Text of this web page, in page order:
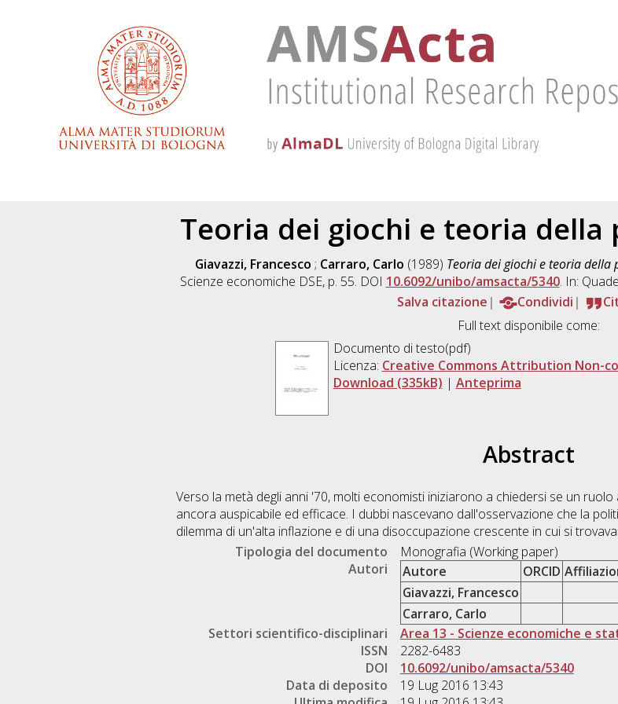
Teoria dei giochi e teoria
Giavazzi, Francesco ; Carraro, Carlo (1989) Teoria dei giochi e teoria della
Scienze economiche DSE, p. 55. DOI 10.6092/unibo/amsacta/5340. In:
Salva citazione
Condividi
Full text disponibile come:
Documento di testo(pdf)
Licenza: Creative Commons Attribution Non-
Download (335kB) | Anteprima
Abstract
Verso la metà degli anni '70, molti economisti iniziarono a chiedersi se un
ancora auspicabile ed efficace. I dubbi nascevano dall'osservazione che la
dilemma di un'alta inflazione e di una disoccupazione crescente in cui si
Tipologia del documento
Monografia (Working paper)
Autori
Autore ORCID
Giavazzi, Francesco
Carraro, Carlo
Settori scientifico-disciplinari
Area 13 - Scienze economiche e
ISSN
2282-6483
DOI
10.6092/unibo/amsacta/5340
Data di deposito
19 Lug 2016 13:43